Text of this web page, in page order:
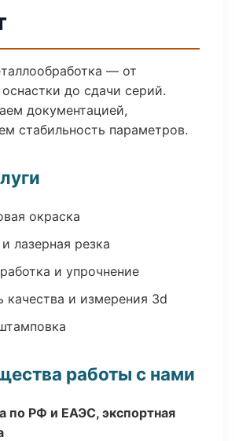
— от
до сдачи серий.
документацией,
стабильность параметров.
окраска
лазерная резка
и упрочнение
качества и измерения 3d
работы с нами
по РФ и ЕАЭС, экспортная